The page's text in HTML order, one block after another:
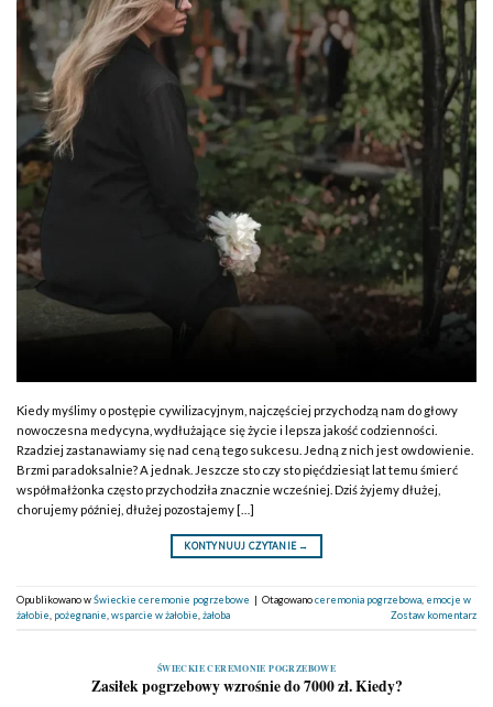
Kiedy myślimy o postępie cywilizacyjnym, najczęściej przychodzą nam do głowy
nowoczesna medycyna, wydłużające się życie i lepsza jakość codzienności.
Rzadziej zastanawiamy się nad ceną tego sukcesu. Jedną z nich jest owdowienie.
Brzmi paradoksalnie? A jednak. Jeszcze sto czy sto pięćdziesiąt lat temu śmierć
współmałżonka często przychodziła znacznie wcześniej. Dziś żyjemy dłużej,
chorujemy później, dłużej pozostajemy […]
KONTYNUUJ CZYTANIE →
Opublikowano wŚwieckie ceremonie pogrzebowe | Otagowanoceremonia pogrzebowa emocje w
żałobie pożegnanie wsparcie w żałobie żałoba Zostaw komentarz
ŚWIECKIE CEREMONIE POGRZEBOWE
Zasiłek pogrzebowy wzrośnie do 7000 zł. Kiedy?